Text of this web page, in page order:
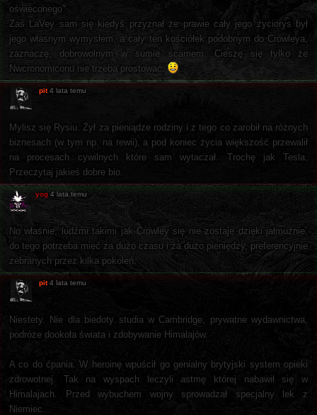
oświeconego"
Zaś LaVey sam się kiedyś przyznał że prawie cały jego życiorys był
jego własnym wymysłem, a cały ten kościółek podobnym do Crowleya,
zaznaczę, dobrowolnym w sumie scamem. Cieszę się tylko że
Nwcronomiconu nie trzeba prostować.
pit 4 lata temu
Mylisz się Rysiu. Żył za pieniądze rodziny i z tego co zarobił na różnych
biznesach (w tym np. na rewii), a pod koniec życia większość przewalił
na procesach cywilnych które sam wytaczał. Trochę jak Tesla.
Przeczytaj jakieś dobre bio.
yog 4 lata temu
No właśnie, ludźmi takimi jak Crowley się nie zostaje dzięki jałmużnie,
do tego potrzeba mieć za dużo czasu i za dużo pieniędzy, preferencyjnie
zebranych przez kilka pokoleń.
pit 4 lata temu
Niestety. Nie dla biedoty studia w Cambridge, prywatne wydawnictwa,
podróże dookoła świata i zdobywanie Himalajów.
A co do ćpania. W heroinę wpuścił go genialny brytyjski system opieki
zdrowotnej. Tak na wyspach leczyli astmę której nabawił się w
Himalajach. Przed wybuchem wojny sprowadzał specjalny lek z
Niemiec.